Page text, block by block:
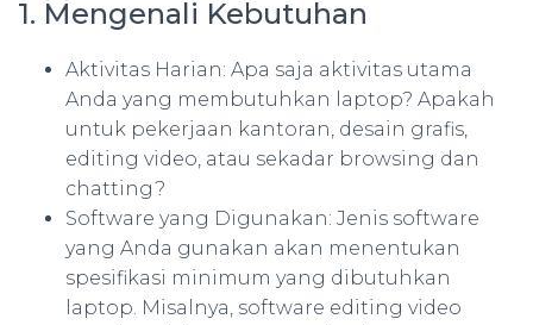
1. Mengenali Kebutuhan
Aktivitas Harian: Apa saja aktivitas utama
Anda yang membutuhkan laptop? Apakah
untuk pekerjaan kantoran, desain grafis,
editing video, atau sekadar browsing dan
chatting?
Software yang Digunakan: Jenis software
yang Anda gunakan akan menentukan
spesifikasi minimum yang dibutuhkan
laptop. Misalnya, software editing video